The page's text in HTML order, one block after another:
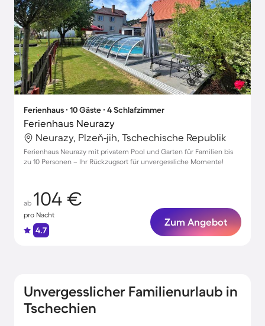
Ferienhaus ∙ 10 Gäste ∙ 4 Schlafzimmer
Ferienhaus Neurazy
Neurazy, Plzeň-jih, Tschechische Republik
Ferienhaus Neurazy mit privatem Pool und Garten für Familien bis
zu 10 Personen – Ihr Rückzugsort für unvergessliche Momente!
ab 104 €
pro Nacht
4.7
Zum Angebot
Unvergesslicher Familienurlaub in
Tschechien